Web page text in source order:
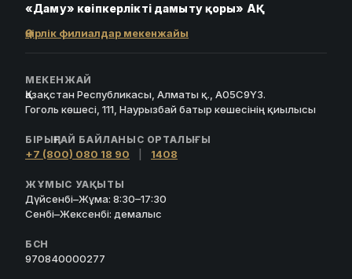
«Даму» кәсіпкерлікті дамыту қоры» АҚ
Өңірлік филиалдар мекенжайы
МЕКЕНЖАЙ
Қазақстан Республикасы, Алматы қ., A05C9Y3.
Гоголь көшесі, 111, Наурызбай батыр көшесінің қиылысы
БІРЫҢҒАЙ БАЙЛАНЫС ОРТАЛЫҒЫ
+7 (800) 080 18 90 1408
ЖҰМЫС УАҚЫТЫ
Дүйсенбі–Жұма: 8:30–17:30
Сенбі–Жексенбі: демалыс
БСН
970840000277